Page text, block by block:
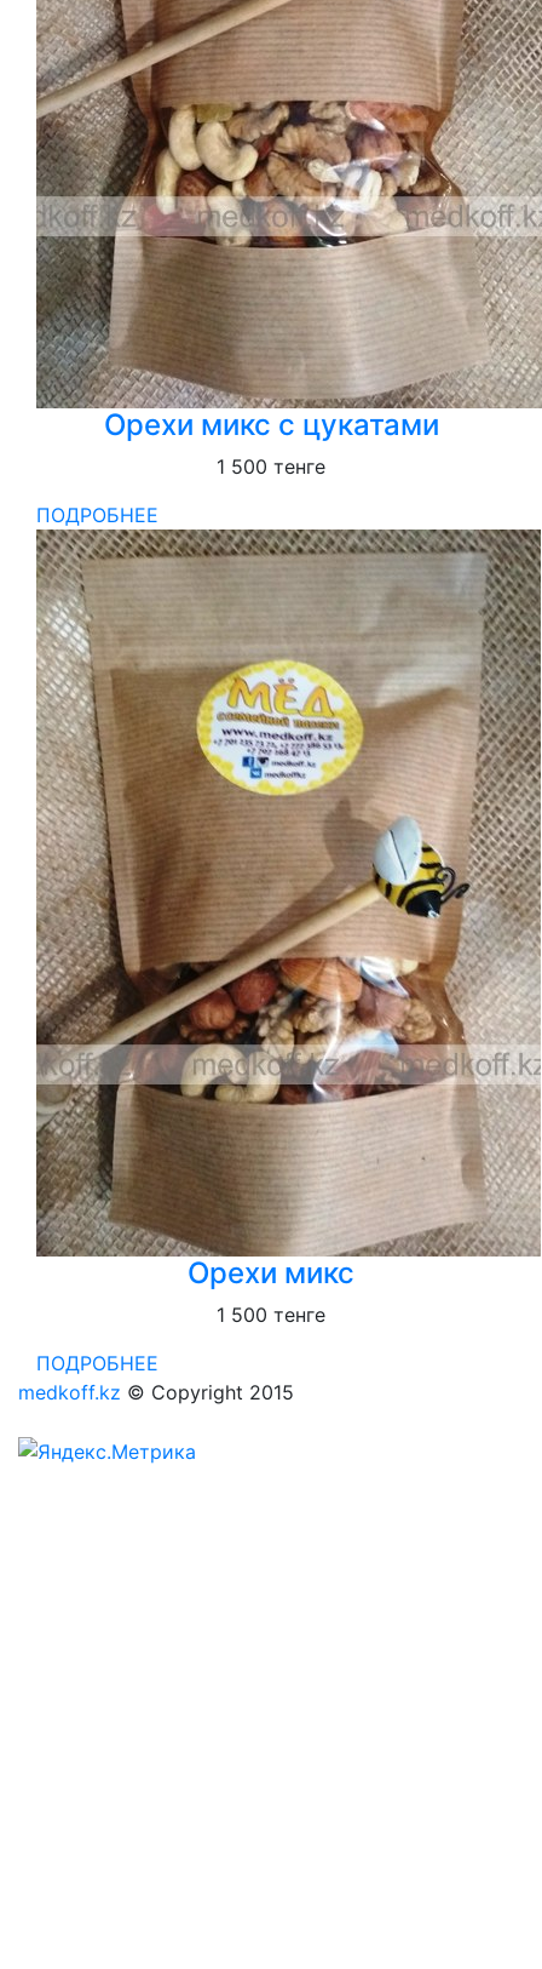
Орехи микс с цукатами
1 500 тенге
ПОДРОБНЕЕ
Орехи микс
1 500 тенге
ПОДРОБНЕЕ
medkoff.kz © Copyright 2015